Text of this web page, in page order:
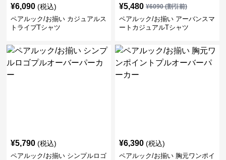
¥6,090 (税込)
ペアルック/お揃い カジュアルス
トライプTシャツ
¥5,480 ¥6090(割引前)
ペアルック/お揃い アーバンスマ
ートカジュアルTシャツ
¥5,790 (税込)
ペアルック/お揃い シンプルロゴ
¥6,390 (税込)
ペアルック/お揃い 胸元ワンポイ